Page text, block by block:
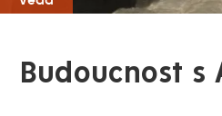
Budoucnost s